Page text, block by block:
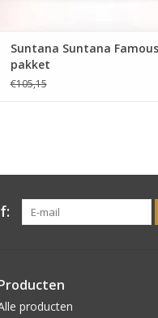
Suntana Suntana
pakket
€105,15
producten